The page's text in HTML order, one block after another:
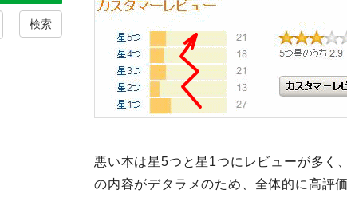
悪い本は星5つと星1つにレビューが多く
の内容がデタラメのため、全体的に高評
検索